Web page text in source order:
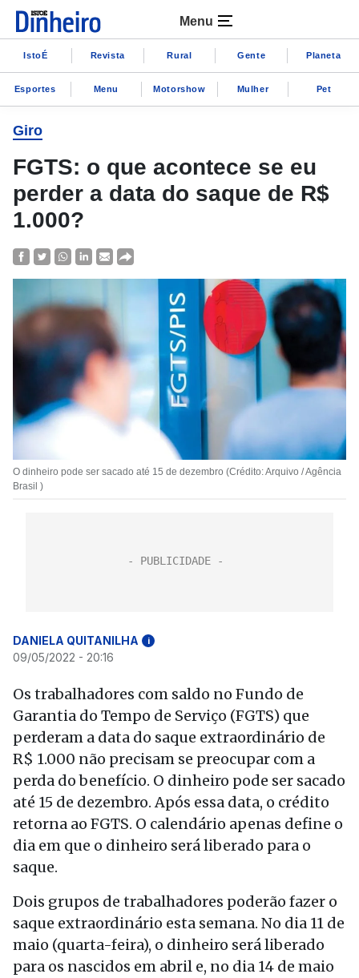
Menu
IstoÉ Revista Rural Gente Planeta
Esportes Menu Motorshow Mulher Pet
Giro
FGTS: o que acontece se eu
perder a data do saque de R$
1.000?
O dinheiro pode ser sacado até 15 de dezembro (Crédito: Arquivo / Agência
Brasil )
DANIELA QUITANILHA i
09/05/2022 - 20:16
Os trabalhadores com saldo no Fundo de
Garantia do Tempo de Serviço (FGTS) que
perderam a data do saque extraordinário de
R$ 1.000 não precisam se preocupar com a
perda do benefício. O dinheiro pode ser sacado
até 15 de dezembro. Após essa data, o crédito
retorna ao FGTS. O calendário apenas define o
dia em que o dinheiro será liberado para o
saque.
Dois grupos de trabalhadores poderão fazer o
saque extraordinário esta semana. No dia 11 de
maio (quarta-feira), o dinheiro será liberado
para os nascidos em abril e, no dia 14 de maio